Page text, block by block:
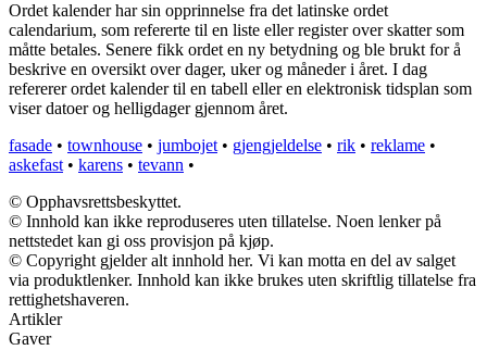
Ordet kalender har sin opprinnelse fra det latinske ordet
calendarium, som refererte til en liste eller register over skatter som
måtte betales. Senere fikk ordet en ny betydning og ble brukt for å
beskrive en oversikt over dager, uker og måneder i året. I dag
refererer ordet kalender til en tabell eller en elektronisk tidsplan som
viser datoer og helligdager gjennom året.
fasade • townhouse • jumbojet • gjengjeldelse • rik • reklame •
askefast • karens • tevann •
© Opphavsrettsbeskyttet.
© Innhold kan ikke reproduseres uten tillatelse. Noen lenker på
nettstedet kan gi oss provisjon på kjøp.
© Copyright gjelder alt innhold her. Vi kan motta en del av salget
via produktlenker. Innhold kan ikke brukes uten skriftlig tillatelse fra
rettighetshaveren.
Artikler
Gaver